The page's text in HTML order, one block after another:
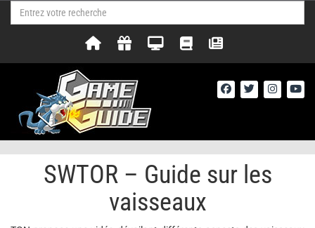
SWTOR – Guide sur les
vaisseaux